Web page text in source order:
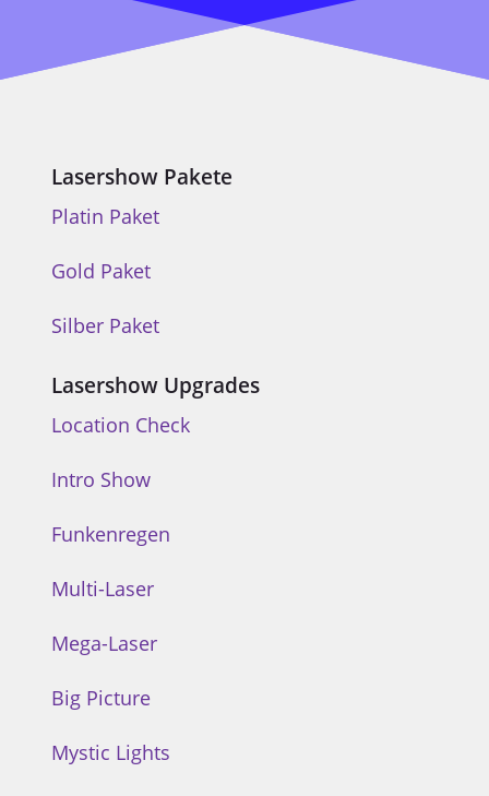
Lasershow Pakete
Platin Paket
Gold Paket
Silber Paket
Lasershow Upgrades
Location Check
Intro Show
Funkenregen
Multi-Laser
Mega-Laser
Big Picture
Mystic Lights